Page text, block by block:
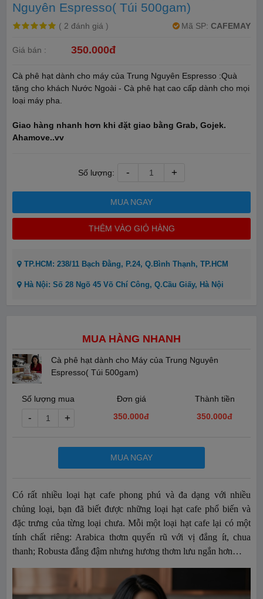
Nguyên Espresso( Túi 500gam)
( 2 đánh giá ) Mã SP: CAFEMAY
Giá bán : 350.000đ
Cà phê hạt dành cho máy của Trung Nguyên Espresso :Quà
tặng cho khách Nước Ngoài - Cà phê hạt cao cấp dành cho mọi
loại máy pha.
Giao hàng nhanh hơn khi đặt giao bằng Grab, Gojek.
Ahamove..vv
Số lượng: - +
MUA NGAY
THÊM VÀO GIỎ HÀNG
TP.HCM: 238/11 Bạch Đằng, P.24, Q.Bình Thạnh, TP.HCM
Hà Nội: Số 28 Ngõ 45 Võ Chí Công, Q.Cầu Giấy, Hà Nội
MUA HÀNG NHANH
Cà phê hạt dành cho Máy của Trung Nguyên
Espresso( Túi 500gam)
Số lượng mua
- +
Đơn giá
350.000đ
Thành tiền
350.000đ
MUA NGAY
Có rất nhiều loại hạt cafe phong phú và đa dạng với nhiều
chủng loại, bạn đã biết được những loại hạt cafe phổ biến và
đặc trưng của từng loại chưa. Mỗi một loại hạt cafe lại có một
tính chất riêng: Arabica thơm quyến rũ với vị đắng ít, chua
thanh; Robusta đắng đậm nhưng hương thơm lưu ngắn hơn…